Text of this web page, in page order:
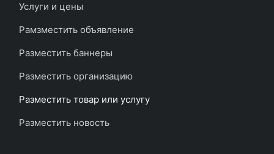
Услуги и цены
Рамзместить объявление
Разместить баннеры
Разместить организацию
Разместить товар или услугу
Разместить новость